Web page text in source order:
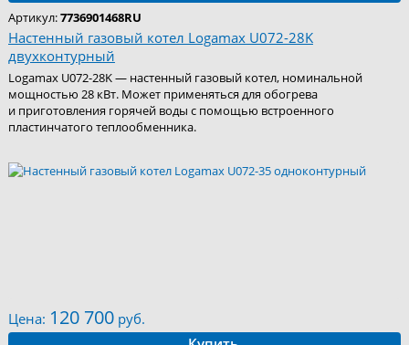
Артикул:7736901468RU
Настенный газовый котел Logamax U072-28K
двухконтурный
Logamax U072-28K — настенный газовый котел, номинальной
мощностью 28 кВт. Может применяться для обогрева
и приготовления горячей воды с помощью встроенного
пластинчатого теплообменника.
Цена: 120 700руб.